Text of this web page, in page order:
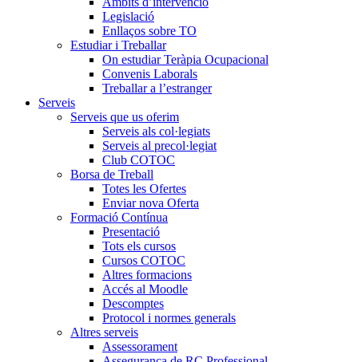
Legislació
Enllaços sobre TO
Estudiar i Treballar
On estudiar Teràpia Ocupacional
Convenis Laborals
Treballar a l’estranger
Serveis
Serveis que us oferim
Serveis als col·legiats
Serveis al precol·legiat
Club COTOC
Borsa de Treball
Totes les Ofertes
Enviar nova Oferta
Formació Contínua
Presentació
Tots els cursos
Cursos COTOC
Altres formacions
Accés al Moodle
Descomptes
Protocol i normes generals
Altres serveis
Assessorament